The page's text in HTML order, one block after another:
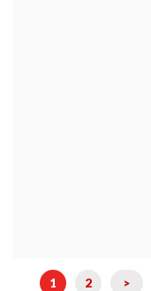
1 2 >